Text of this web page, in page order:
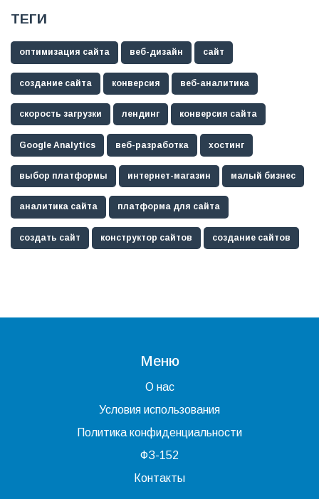
ТЕГИ
оптимизация сайта веб-дизайн сайт
создание сайта конверсия веб-аналитика
скорость загрузки лендинг конверсия сайта
Google Analytics веб-разработка хостинг
выбор платформы интернет-магазин малый бизнес
аналитика сайта платформа для сайта
создать сайт конструктор сайтов создание сайтов
Меню
О нас
Условия использования
Политика конфиденциальности
ФЗ-152
Контакты